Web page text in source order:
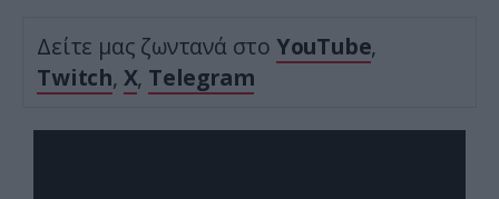
Δείτε μας ζωντανά στο YouTube,
Twitch, X, Telegram